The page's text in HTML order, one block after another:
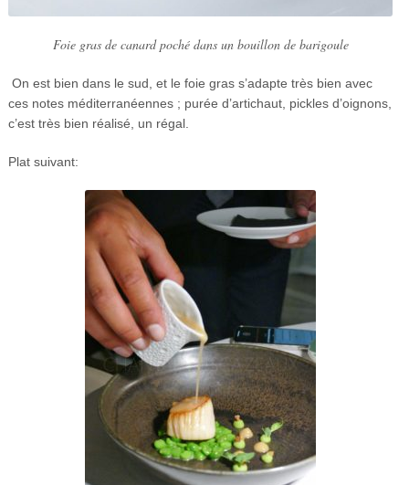
Foie gras de canard poché dans un bouillon de barigoule
On est bien dans le sud, et le foie gras s’adapte très bien avec
ces notes méditerranéennes ; purée d’artichaut, pickles d’oignons,
c’est très bien réalisé, un régal.
Plat suivant: